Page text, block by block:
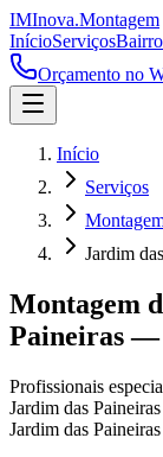
IMInova.Montagem
InícioServiços
Orçamento no
Início
Serviços
Jardim
Montagem
Paineiras—
Profissionais
Jardim das Paineiras
Jardim das